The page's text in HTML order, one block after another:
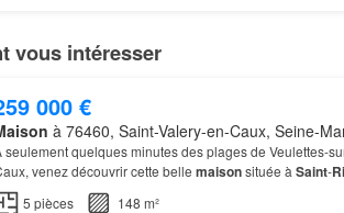
vous intéresser
000 €
à 76460, Saint-Valery-en-Caux, Seine-
seulement quelques minutes des plages de Veulettes-
venez découvrir cette belle maisonsituée à Saint-
moderne aux prestations actuelles ?…
5 pièces
148 m²